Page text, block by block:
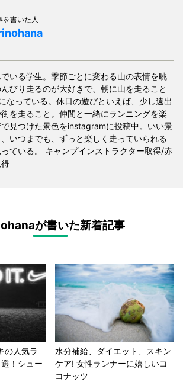
を書いた人
いる学生。季節ごとに変わる山の表情を眺
びり走るのが大好きで、朝に山を走ること
なっている。休日の遊びといえば、少し遠出
を走ること。仲間と一緒にランニングを楽
見つけた景色をinstagramに投稿中。いい景
いつまでも、ずっと楽しく走っていられる
ている。 キャンプインストラクター取得/赤
が書いた新着記事
の人気ラ
！シュー
水分補給、ダイエット、スキン
ケア! 女性ランナーに嬉しいコ
コナッツ